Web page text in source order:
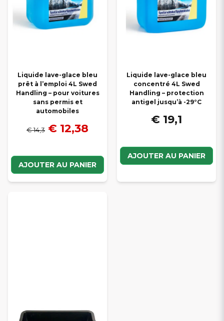
Liquide lave-glace bleu
prêt à l’emploi 4L Swed
Handling – pour voitures
sans permis et
automobiles
€ 14,3 € 12,38
AJOUTER AU PANIER
Liquide lave-glace bleu
concentré 4L Swed
Handling – protection
antigel jusqu’à -29°C
€ 19,1
AJOUTER AU PANIER